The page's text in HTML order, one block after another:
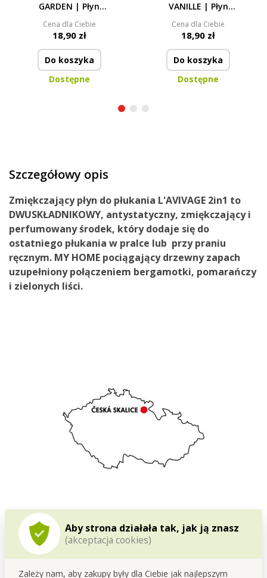
Aby strona działała tak, jak ją znasz
(akceptacja cookies)
Zależy nam, aby zakupy były dla Ciebie jak najlepszym
GARDEN | Płyn
Cena dla Ciebie
18,90 zł
Do koszyka
Dostępne
VANILLE | Płyn
Cena dla Ciebie
18,90 zł
Do koszyka
Dostępne
Szczegółowy opis
Zmiękczający płyn do płukania L'AVIVAGE 2in1 to
DWUSKŁADNIKOWY, antystatyczny, zmiękczający i
perfumowany środek, który dodaje się do
ostatniego płukania w pralce lub przy praniu
ręcznym. MY HOME pociągającydrzewny zapach
uzupełnionypołączeniem bergamotki, pomarańczy
i zielonych liści.
Opracowujemy i produkujemy w Czechach
Ten produkt powstaje w naszym własnym zapleczu
produkcyjnym wCzeskiej Skalicy.
Już od1995roku zajmujemy się rozwojem oraz produkcją